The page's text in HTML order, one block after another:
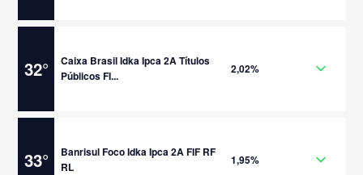
32°
Caixa Brasil Idka Ipca 2A Títulos
Públicos FI...
2,02%
33°
Banrisul Foco Idka Ipca 2A FIF RF
RL
1,95%